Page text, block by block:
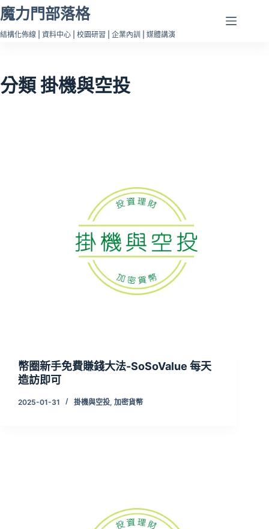
跳
至
主
容
魔力門部落格
結構化佈線 | 資料中心 | 校園研習 | 企業內訓 | 媒體講演
分類掛機與空投
幣圈新手免費賺錢大法-SoSoValue 每天
造訪即可
2025-01-31 掛機與空投, 加密貨幣